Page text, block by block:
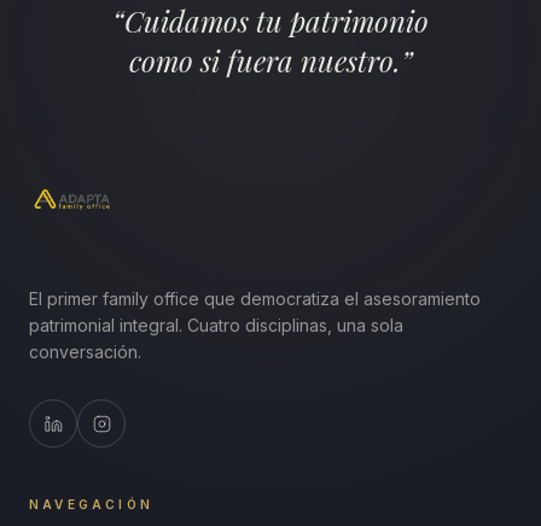
“Cuidamos tu patrimonio
como si fuera nuestro.”
El primer family office que democratiza el asesoramiento
patrimonial integral. Cuatro disciplinas, una sola
conversación.
NAVEGACIÓN